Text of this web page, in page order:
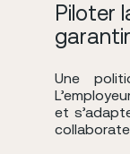
Piloter
Une
et